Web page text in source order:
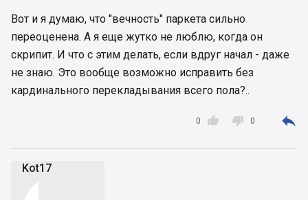
Вот и я думаю, что "вечность" паркета сильно
переоценена. А я еще жутко не люблю, когда он
скрипит. И что с этим делать, если вдруг начал - даже
не знаю. Это вообще возможно исправить без
кардинального перекладывания всего пола?..

0  0 
Kot17